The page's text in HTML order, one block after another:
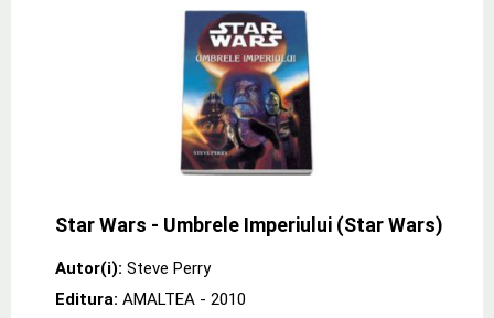
Star Wars - Umbrele Imperiului (Star Wars)
Autor(i): Steve Perry
Editura: AMALTEA - 2010